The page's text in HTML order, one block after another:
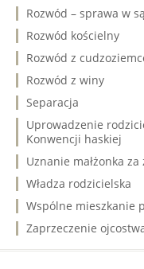
Rozwód – sprawa w
Rozwód kościelny
Rozwód z
Rozwód z winy
Separacja
Uprowadzenie
Konwencji haskiej
Uznanie małżonka za
Władza rodzicielska
Wspólne mieszkanie
Zaprzeczenie